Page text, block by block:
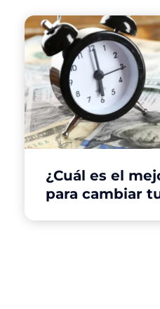
¿Cuál es el
para cambiar